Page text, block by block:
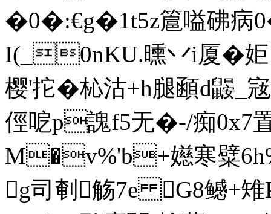
�0�:€g�1t5z簄嗌砩病
I(_0nKU.曛丷i厦�姖
樱'拕�杺沽+h腿顄d
俓呝p謉f5无�-/痴0x7
M�v%'b+嬨寒糪
g司剦觞7e G8鳡+